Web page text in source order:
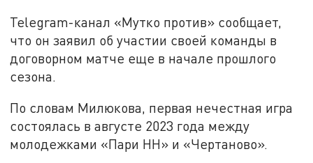
Telegram-канал «Мутко против» сообщает,
что он заявил об участии своей команды в
договорном матче еще в начале прошлого
сезона.
По словам Милюкова, первая нечестная игра
состоялась в августе 2023 года между
молодежками «Пари НН» и «Чертаново».